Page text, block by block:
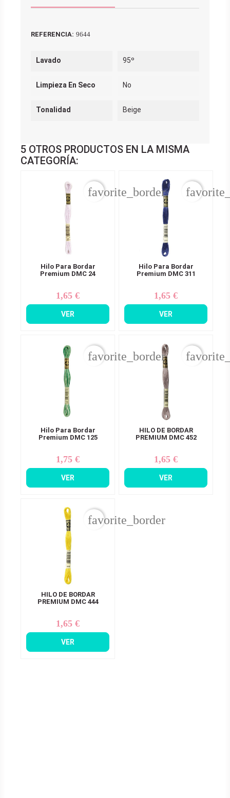
REFERENCIA: 9644
Lavado 95º
Limpieza En Seco No
Tonalidad Beige
5 OTROS PRODUCTOS EN LA MISMA
CATEGORÍA:
Hilo Para Bordar
Premium DMC 24
Precio
1,65 €
VER
favorite_border
Hilo Para Bordar
Premium DMC 311
Precio
1,65 €
VER
Hilo Para Bordar
Premium DMC 125
Precio
1,75 €
VER
favorite_border
HILO DE BORDAR
PREMIUM DMC 452
Precio
1,65 €
VER
HILO DE BORDAR
PREMIUM DMC 444
Precio
1,65 €
VER
favorite_border